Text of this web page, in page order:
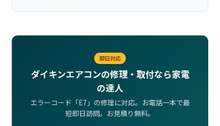
即日対応
ダイキンエアコンの修理・取付なら家電
の達人
エラーコード「E7」の修理に対応。お電話一本で最
短即日訪問。お見積り無料。